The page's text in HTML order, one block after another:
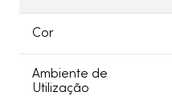
Cor
Ambiente de
Utilização